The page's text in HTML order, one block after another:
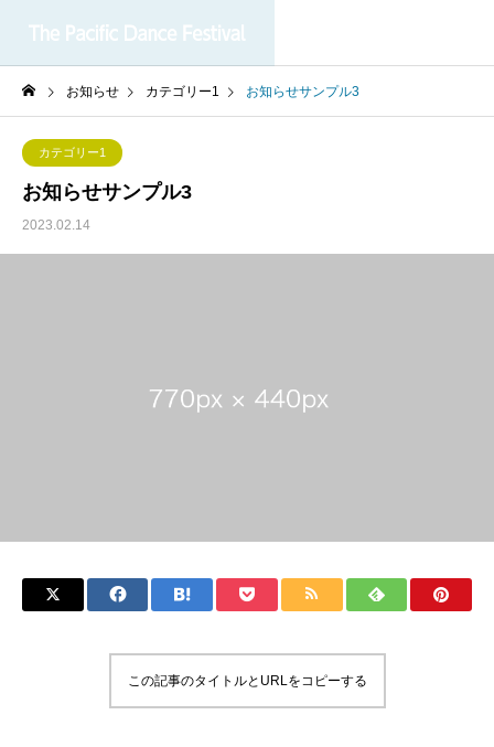
お知らせ カテゴリー1 お知らせサンプル3
カテゴリー1
お知らせサンプル3
2023.02.14
この記事のタイトルとURLをコピーする